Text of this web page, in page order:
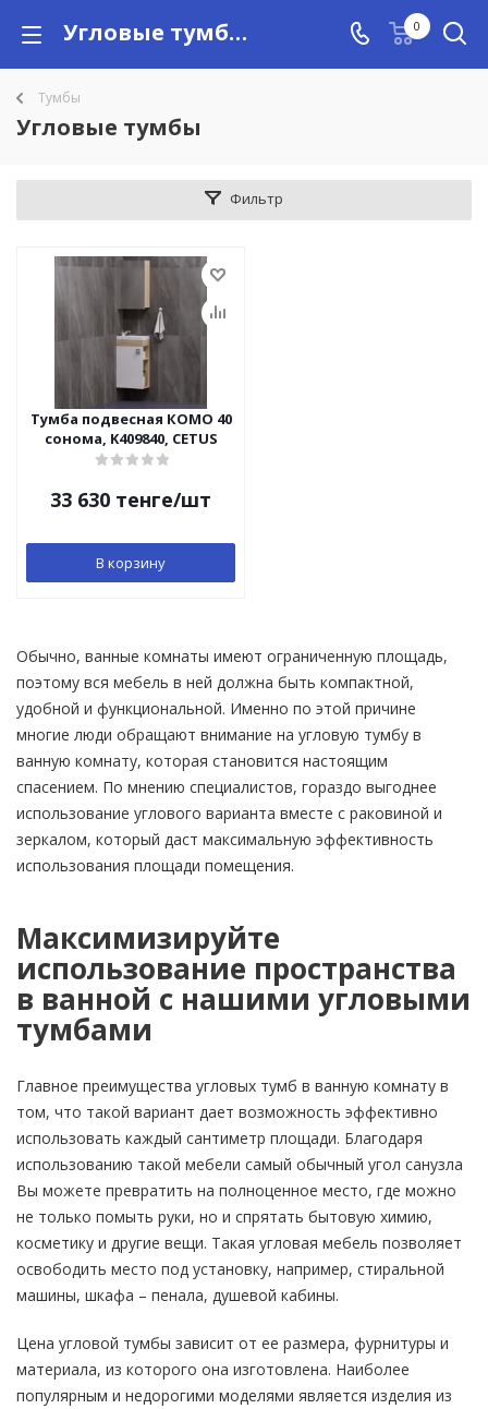
Угловые тумбы под раковину купить в Алматы с доставкой по Казахстану, цены 0
Тумбы
Угловые тумбы
Фильтр
Тумба подвесная КОМО 40
сонома, K409840, CETUS
33 630 тенге/шт
В корзину
Обычно, ванные комнаты имеют ограниченную площадь,
поэтому вся мебель в ней должна быть компактной,
удобной и функциональной. Именно по этой причине
многие люди обращают внимание на угловую тумбу в
ванную комнату, которая становится настоящим
спасением. По мнению специалистов, гораздо выгоднее
использование углового варианта вместе с раковиной и
зеркалом, который даст максимальную эффективность
использования площади помещения.
Максимизируйте
использование пространства
в ванной с нашими угловыми
тумбами
Главное преимущества угловых тумб в ванную комнату в
том, что такой вариант дает возможность эффективно
использовать каждый сантиметр площади. Благодаря
использованию такой мебели самый обычный угол санузла
Вы можете превратить на полноценное место, где можно
не только помыть руки, но и спрятать бытовую химию,
косметику и другие вещи. Такая угловая мебель позволяет
освободить место под установку, например, стиральной
машины, шкафа – пенала, душевой кабины.
Цена угловой тумбы зависит от ее размера, фурнитуры и
материала, из которого она изготовлена. Наиболее
популярным и недорогими моделями является изделия из